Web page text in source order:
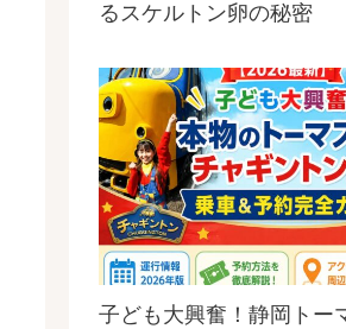
るスケルトン卵の秘密
子ども大興奮！静岡トー